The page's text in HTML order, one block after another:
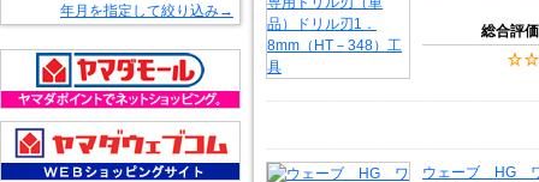
年月を指定して絞り込み→
総合評価
ウェーブ HG ワ